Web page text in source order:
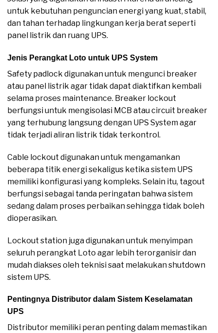
untuk kebutuhan penguncian energi yang kuat, stabil,
dan tahan terhadap lingkungan kerja berat seperti
panel listrik dan ruang UPS.
Jenis Perangkat Loto untuk UPS System
Safety padlock digunakan untuk mengunci breaker
atau panel listrik agar tidak dapat diaktifkan kembali
selama proses maintenance. Breaker lockout
berfungsi untuk mengisolasi MCB atau circuit breaker
yang terhubung langsung dengan UPS System agar
tidak terjadi aliran listrik tidak terkontrol.
Cable lockout digunakan untuk mengamankan
beberapa titik energi sekaligus ketika sistem UPS
memiliki konfigurasi yang kompleks. Selain itu, tagout
berfungsi sebagai tanda peringatan bahwa sistem
sedang dalam proses perbaikan sehingga tidak boleh
dioperasikan.
Lockout station juga digunakan untuk menyimpan
seluruh perangkat Loto agar lebih terorganisir dan
mudah diakses oleh teknisi saat melakukan shutdown
sistem UPS.
Pentingnya Distributor dalam Sistem Keselamatan
UPS
Distributor memiliki peran penting dalam memastikan